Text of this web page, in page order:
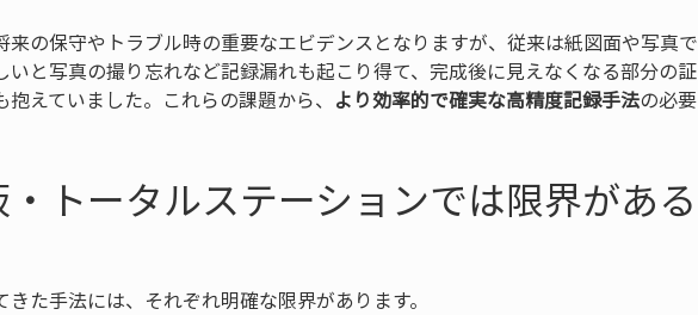
来の保守やトラブル時の重要なエビデンスとなりますが、従来は紙図面や写真で
いと写真の撮り忘れなど記録漏れも起こり得て、完成後に見えなくなる部分の証
えていました。これらの課題から、 より効率的で確実な高精度記録手法の必要
トータルステーションでは限界がある
た手法には、それぞれ明確な限界があります。